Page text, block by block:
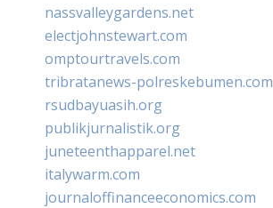
nassvalleygardens.net
electjohnstewart.com
omptourtravels.com
tribratanews-polreskebumen.com
rsudbayuasih.org
publikjurnalistik.org
juneteenthapparel.net
italywarm.com
journaloffinanceeconomics.com